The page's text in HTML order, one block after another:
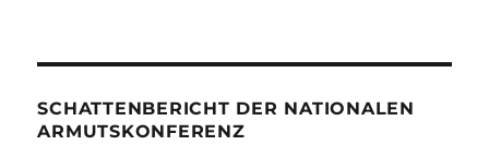
SCHATTENBERICHT DER NATIONALEN
ARMUTSKONFERENZ